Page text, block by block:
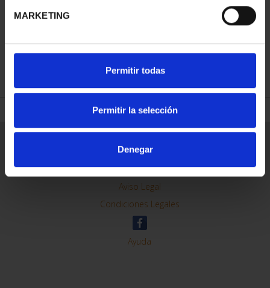
MARKETING
Permitir todas
Permitir la selección
Denegar
REFINE
Contacto
Preguntas Frequentes (FAQs)
Aviso Legal
Condiciones Legales
Ayuda